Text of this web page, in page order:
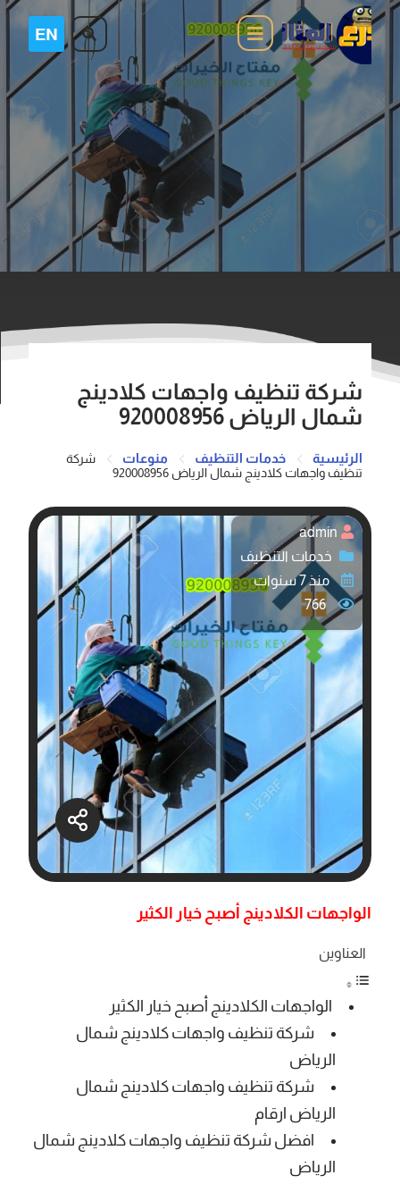
شركة تنظيف واجهات كلادينج
شمال الرياض 920008956
الرئيسية خدمات التنظيف منوعات
شركة
تنظيف واجهات كلادينج شمال الرياض 920008956
admin
خدمات التنظيف
منذ 7 سنوات
766
الواجهات الكلادينج أصبح خيار الكثير
العناوين
الواجهات الكلادينج أصبح خيار الكثير
شركة تنظيف واجهات كلادينج شمال
الرياض
شركة تنظيف واجهات كلادينج شمال
الرياض ارقام
افضل شركة تنظيف واجهات كلادينج شمال
الرياض